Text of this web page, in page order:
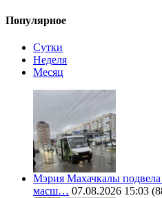
Популярное
Сутки
Неделя
Месяц
Мэрия Махачкалы
масш… 07.08.2026 15:03